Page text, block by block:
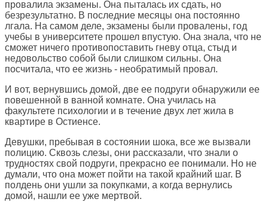
провалила экзамены. Она пыталась их сдать, но
безрезультатно. В последние месяцы она постоянно
лгала. На самом деле, экзамены были провалены, год
учебы в университете прошел впустую. Она знала, что не
сможет ничего противопоставить гневу отца, стыд и
недовольство собой были слишком сильны. Она
посчитала, что ее жизнь - необратимый провал.
И вот, вернувшись домой, две ее подруги обнаружили ее
повешенной в ванной комнате. Она училась на
факультете психологии и в течение двух лет жила в
квартире в Остиенсе.
Девушки, пребывая в состоянии шока, все же вызвали
полицию. Сквозь слезы, они рассказали, что знали о
трудностях свой подруги, прекрасно ее понимали. Но не
думали, что она может пойти на такой крайний шаг. В
полдень они ушли за покупками, а когда вернулись
домой, нашли ее уже мертвой.